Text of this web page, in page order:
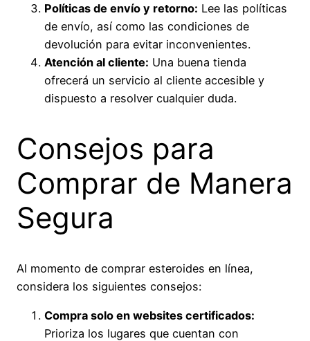
Políticas de envío y retorno: Lee las políticas
de envío, así como las condiciones de
devolución para evitar inconvenientes.
Atención al cliente: Una buena tienda
ofrecerá un servicio al cliente accesible y
dispuesto a resolver cualquier duda.
Consejos para
Comprar de Manera
Segura
Al momento de comprar esteroides en línea,
considera los siguientes consejos:
Compra solo en websites certificados:
Prioriza los lugares que cuentan con